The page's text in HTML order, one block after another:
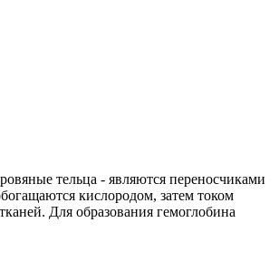
тельца - являются переносчиками
кислородом, затем током
Для образования гемоглобина